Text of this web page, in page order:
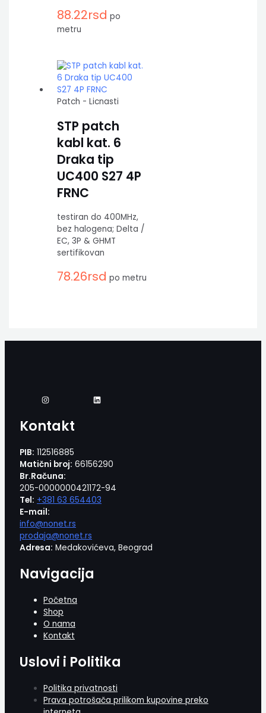
88.22rsd po
metru
Patch - Licnasti
STP patch
kabl kat. 6
Draka tip
UC400 S27 4P
FRNC
testiran do 400MHz,
bez halogena; Delta /
EC, 3P & GHMT
sertifikovan
78.26rsd po metru
Kontakt
PIB: 112516885
Matični broj: 66156290
Br.Računa:
205-0000000421172-94
Tel: +381 63 654403
E-mail:
info@nonet.rs
prodaja@nonet.rs
Adresa: Medakovićeva, Beograd
Navigacija
Početna
Shop
O nama
Kontakt
Uslovi i Politika
Politika privatnosti
Prava potrošača prilikom kupovine preko